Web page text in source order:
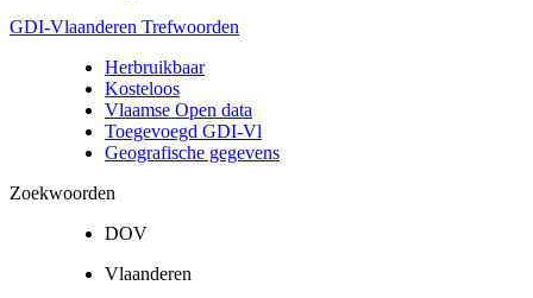
GDI-Vlaanderen Trefwoorden
Herbruikbaar
Kosteloos
Vlaamse Open data
Toegevoegd GDI-Vl
Geografische gegevens
Zoekwoorden
DOV
Vlaanderen